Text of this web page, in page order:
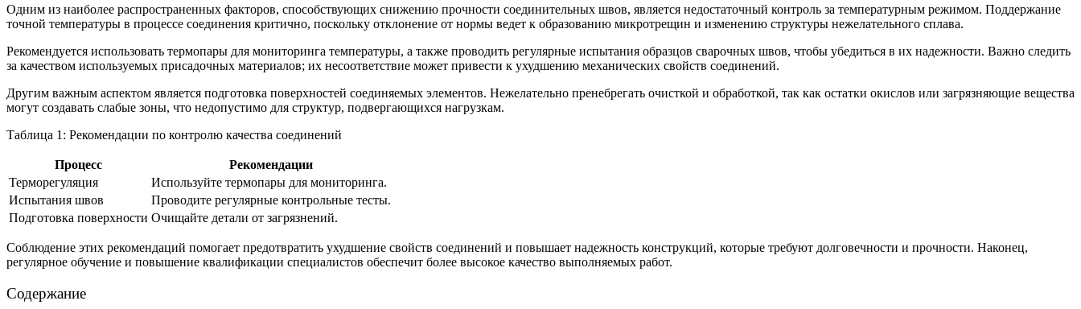
Одним из наиболее распространенных факторов, способствующих снижению прочности соединительных швов, является недостаточный контроль за температурным режимом. Поддержание
точной температуры в процессе соединения критично, поскольку отклонение от нормы ведет к образованию микротрещин и изменению структуры нежелательного сплава.
Рекомендуется использовать термопары для мониторинга температуры, а также проводить регулярные испытания образцов сварочных швов, чтобы убедиться в их надежности. Важно следить
за качеством используемых присадочных материалов; их несоответствие может привести к ухудшению механических свойств соединений.
Другим важным аспектом является подготовка поверхностей соединяемых элементов. Нежелательно пренебрегать очисткой и обработкой, так как остатки окислов или загрязняющие вещества
могут создавать слабые зоны, что недопустимо для структур, подвергающихся нагрузкам.
Таблица 1: Рекомендации по контролю качества соединений
Процесс
Рекомендации
Терморегуляция
Используйте термопары для мониторинга.
Испытания швов
Проводите регулярные контрольные тесты.
Подготовка поверхности Очищайте детали от загрязнений.
Соблюдение этих рекомендаций помогает предотвратить ухудшение свойств соединений и повышает надежность конструкций, которые требуют долговечности и прочности. Наконец,
регулярное обучение и повышение квалификации специалистов обеспечит более высокое качество выполняемых работ.
Содержание